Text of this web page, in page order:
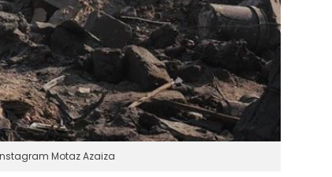
Motaz Azaiza